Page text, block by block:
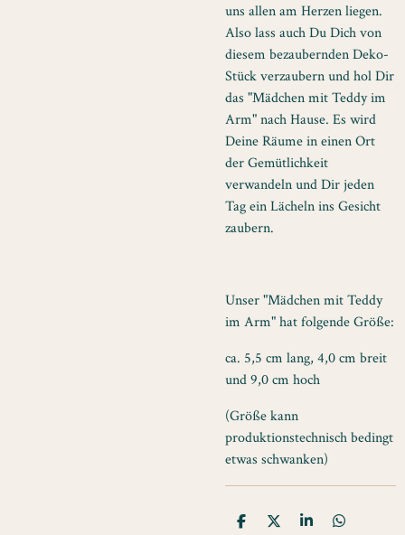
uns allen am Herzen liegen.
Also lass auch Du Dich von
diesem bezaubernden Deko-
Stück verzaubern und hol Dir
das "Mädchen mit Teddy im
Arm" nach Hause. Es wird
Deine Räume in einen Ort
der Gemütlichkeit
verwandeln und Dir jeden
Tag ein Lächeln ins Gesicht
zaubern.
Unser "Mädchen mit Teddy
im Arm" hat folgende Größe:
ca. 5,5 cm lang, 4,0 cm breit
und 9,0 cm hoch
(Größe kann
produktionstechnisch bedingt
etwas schwanken)
T
T
T
T